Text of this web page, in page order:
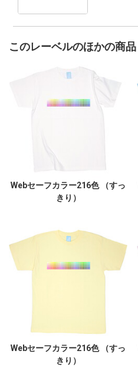
このレーベルのほかの商品
Webセーフカラー216色 （すっ
きり）
Webセーフカラー216色 （すっ
きり）